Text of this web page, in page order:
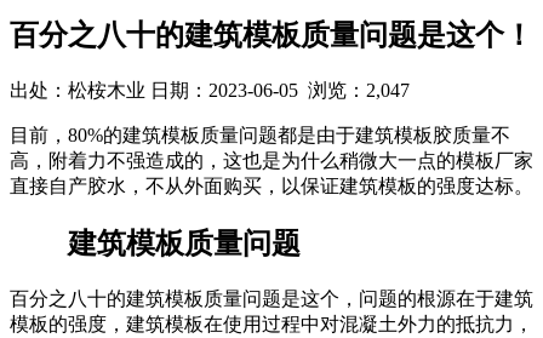
百分之八十的建筑模板质量问题是这个！
出处：松桉木业 日期：2023-06-05 浏览：2,047
目前，80%的建筑模板质量问题都是由于建筑模板胶质量不
高，附着力不强造成的，这也是为什么稍微大一点的模板厂家
直接自产胶水，不从外面购买，以保证建筑模板的强度达标。
建筑模板质量问题
百分之八十的建筑模板质量问题是这个，问题的根源在于建筑
模板的强度，建筑模板在使用过程中对混凝土外力的抵抗力，